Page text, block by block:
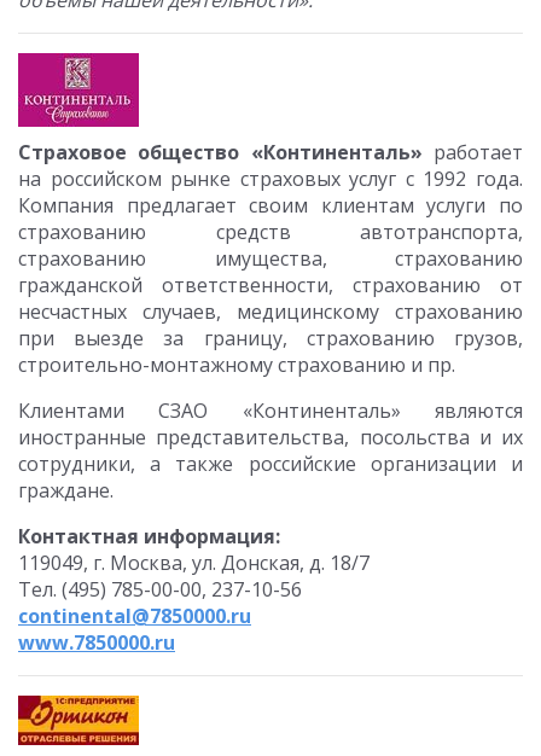
Страховое общество «Континенталь» работает
на российском рынке страховых услуг с 1992 года.
Компания предлагает своим клиентам услуги по
страхованию средств автотранспорта,
страхованию имущества, страхованию
гражданской ответственности, страхованию от
несчастных случаев, медицинскому страхованию
при выезде за границу, страхованию грузов,
строительно-монтажному страхованию и пр.
Клиентами СЗАО «Континенталь» являются
иностранные представительства, посольства и их
сотрудники, а также российские организации и
граждане.
Контактная информация:
119049, г. Москва, ул. Донская, д. 18/7
Тел. (495) 785-00-00, 237-10-56
continental@7850000.ru
www.7850000.ru